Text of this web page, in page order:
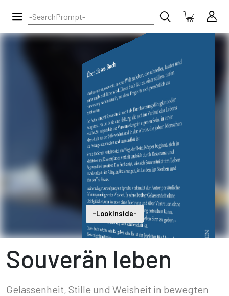
-LookInside-
Souverän leben
Gelassenheit, Stille und Weisheit in bewegten